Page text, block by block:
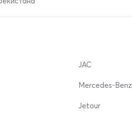
JAC
Mercedes-Benz
Jetour